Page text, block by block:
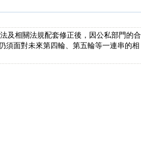
及相關法規配套修正後，因公私部門的合
須面對未來第四輪、第五輪等一連串的相